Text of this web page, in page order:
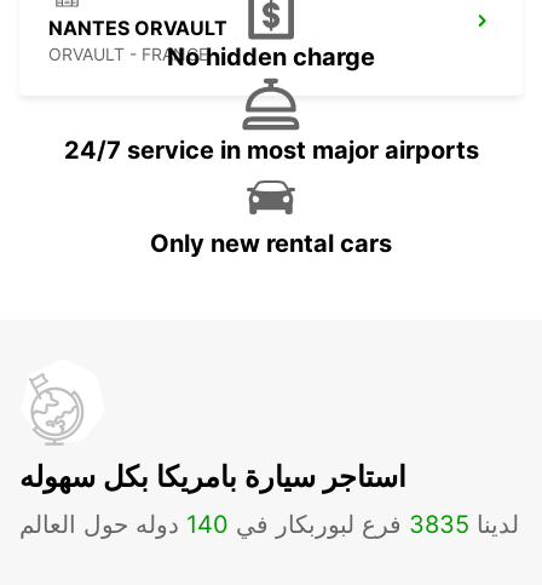
NANTES ORVAULT
ORVAULT - FRANCENo hidden charge
24/7 service in most major airports
Only new rental cars
استاجر سيارة بامريكا بكل سهوله
لدينا 3835 فرع لبوربكار في 140 دوله حول العالم